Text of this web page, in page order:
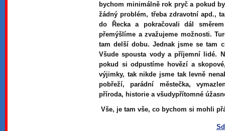
bychom minimálně rok pryč a pokud
žádný problém, třeba zdravotní apd.,
do Řecka a pokračovali dál
přemýšlíme a zvažujeme možnosti.
tam delší dobu. Jednak jsme se tam
Všude spousta vody a příjemní lidé.
pokud si odpustíme hovězí a
výjimky, tak nikde jsme tak levně
pobřeží, parádní městečka,
příroda, historie a všudypřítomné
Vše, je tam vše, co bychom si mohli